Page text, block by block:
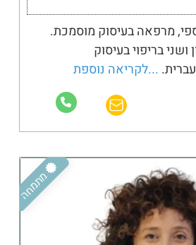
מרפאה בעיסוק מוסמכת.
בריפוי בעיסוק
...לקריאה נוספת
מתמחה